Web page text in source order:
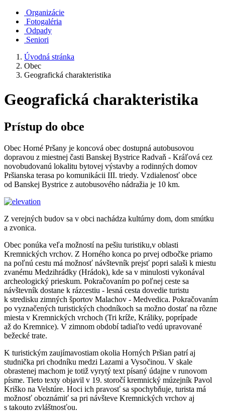
Organizácie
Fotogaléria
Odpady
Seniori
Úvodná stránka
Obec
Geografická charakteristika
Geografická charakteristika
Prístup do obce
Obec Horné Pršany je koncová obec dostupná autobusovou
dopravou z miestnej časti Banskej Bystrice Radvaň - Kráľová cez
novobudovanú lokalitu bytovej výstavby a rodinných domov
Pršianska terasa po komunikácii III. triedy. Vzdialenosť obce
od Banskej Bystrice z autobusového nádražia je 10 km.
Z verejných budov sa v obci nachádza kultúrny dom, dom smútku
a zvonica.
Obec ponúka veľa možností na pešiu turistiku,v oblasti
Kremnických vrchov. Z Horného konca po prvej odbočke priamo
na poľnú cestu má možnosť návštevník prejsť popri salaši k miestu
zvanému Medzihrádky (Hrádok), kde sa v minulosti vykonával
archeologický prieskum. Pokračovaním po poľnej ceste sa
návštevník dostane k rázcestiu - lesná cesta dovedie turistu
k stredisku zimných športov Malachov - Medvedica. Pokračovaním
po vyznačených turistických chodníkoch sa možno dostať na rôzne
miesta v Kremnických vrchoch (Tri kríže, Králiky, poprípade
až do Kremnice). V zimnom období tadiaľto vedú upravované
bežecké trate.
K turistickým zaujímavostiam okolia Horných Pršian patrí aj
studnička pri chodníku medzi Lazami a Vysočinou. V skale
obrastenej machom je totiž vyrytý text písaný údajne v runovom
písme. Tieto texty objavil v 19. storočí kremnický múzejník Pavol
Kriško na Velstúre. Hoci ich pravosť sa spochybňuje, turista má
možnosť oboznámiť sa pri návšteve Kremnických vrchov aj
s takouto zvláštnosťou.